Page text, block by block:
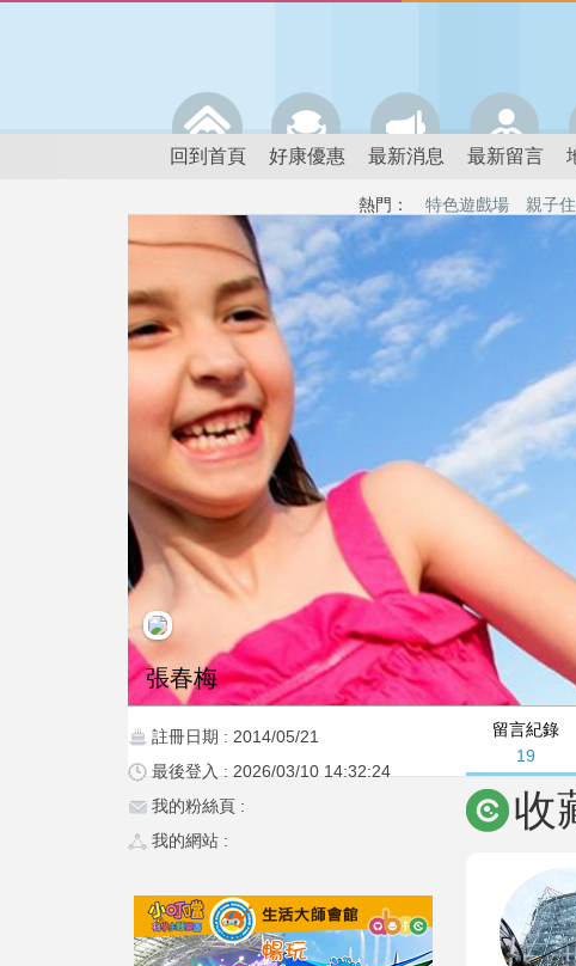
回到首頁 好康優惠 最新消息 最新留言
熱門： 特色遊戲場 親子
留言紀錄
19
張春梅
註冊日期 : 2014/05/21
最後登入 : 2026/03/10 14:32:24
我的粉絲頁 :
我的網站 :
收